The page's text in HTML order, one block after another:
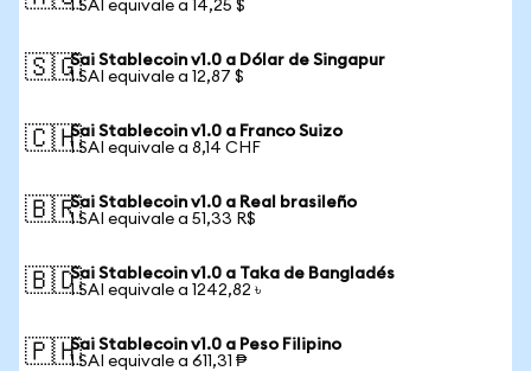
1 SAI equivale a 14,25 $
🇸🇬Sai Stablecoin v1.0 a Dólar de Singapur
1 SAI equivale a 12,87 $
🇨🇭Sai Stablecoin v1.0 a Franco Suizo
1 SAI equivale a 8,14 CHF
🇧🇷Sai Stablecoin v1.0 a Real brasileño
1 SAI equivale a 51,33 R$
🇧🇩Sai Stablecoin v1.0 a Taka de Bangladés
1 SAI equivale a 1242,82 ৳
🇵🇭Sai Stablecoin v1.0 a Peso Filipino
1 SAI equivale a 611,31 ₱